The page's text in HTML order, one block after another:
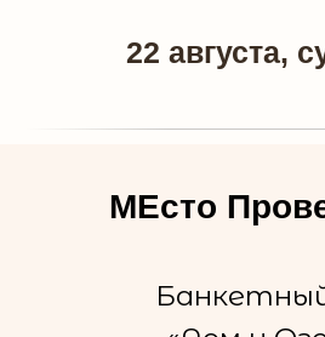
22 августа,
МЕсто